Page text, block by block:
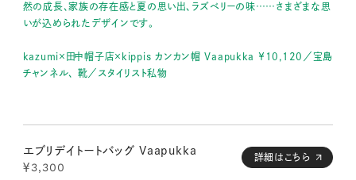
然の成長、家族の存在感と夏の思い出、ラズベリーの味……さまざまな思
いが込められたデザインです。
kazumi×田中帽子店× kippisカンカン帽Vaapukka ￥ 10,120／宝島
チャンネル、 靴／スタイリスト私物
エブリデイトートバッグ Vaapukka
￥3,300
詳細はこちら